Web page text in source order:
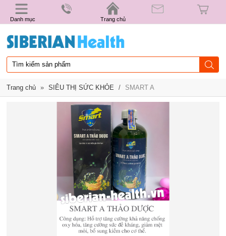
Danh mục Trang chủ
Trang chủ » SIÊU THỊ SỨC KHỎE / SMART A